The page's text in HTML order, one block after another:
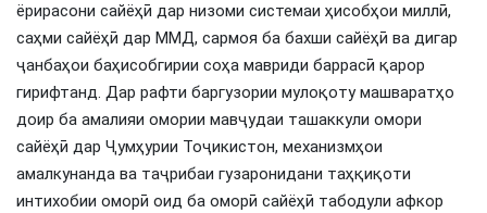
ёрирасони сайёҳӣ дар низоми системаи ҳисобҳои миллӣ,
саҳми сайёҳӣ дар ММД, сармоя ба бахши сайёҳӣ ва дигар
ҷанбаҳои баҳисобгирии соҳа мавриди баррасӣ қарор
гирифтанд. Дар рафти баргузории мулоқоту машваратҳо
доир ба амалияи омории мавҷудаи ташаккули омори
сайёҳӣ дар Ҷумҳурии Тоҷикистон, механизмҳои
амалкунанда ва таҷрибаи гузаронидани таҳқиқоти
интихобии оморӣ оид ба оморӣ сайёҳӣ табодули афкор